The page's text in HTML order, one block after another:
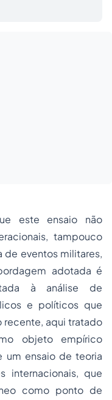
este ensaio não
tampouco
eventos militares,
adotada é
à análise de
e políticos que
aqui tratado
objeto empírico
um ensaio de teoria
internacionais, que
como ponto de